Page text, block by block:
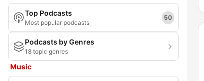
Top Podcasts
Most popular podcasts
50
Podcasts by Genres
18 topic genres
Music